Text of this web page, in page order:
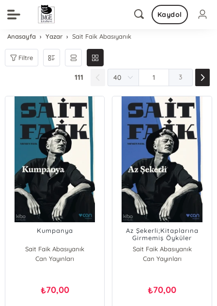
Kaydol
Anasayfa Yazar Sait Faik Abasıyanık
Filtre
111 3
Kumpanya
Sait Faik Abasıyanık
Can Yayınları
₺70,00
Az Şekerli;Kitaplarına
Girmemiş Öyküler
Sait Faik Abasıyanık
Can Yayınları
₺70,00